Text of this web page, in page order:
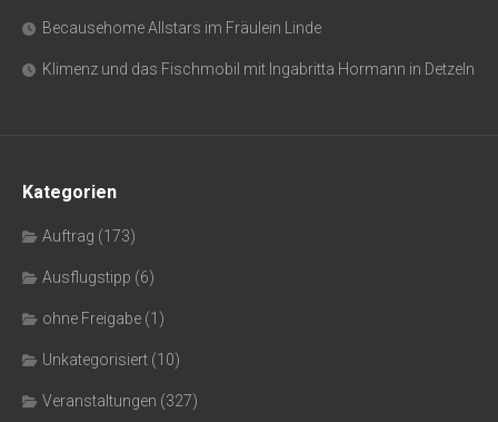
Becausehome Allstars im Fräulein Linde
Klimenz und das Fischmobil mit Ingabritta Hormann in Detzeln
Kategorien
Auftrag (173)
Ausflugstipp (6)
ohne Freigabe (1)
Unkategorisiert (10)
Veranstaltungen (327)